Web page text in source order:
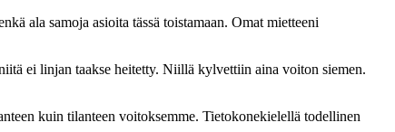
ala samoja asioita tässä toistamaan. Omat mietteeni
ei linjan taakse heitetty. Niillä kylvettiin aina voiton siemen.
kuin tilanteen voitoksemme. Tietokonekielellä todellinen